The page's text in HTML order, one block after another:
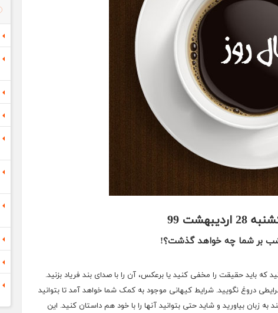
اردیبهشت 99
شب بر شما چه خواهد گذشت؟!
که باید حقیقت را مخفی کنید یا برعکس، آن را با صدای بند فریاد بزنید.
دروغ نگویید. شرایط کیهانی موجود به کمک شما خواهد آمد تا بتوانید
زبان بیاورید و شاید حتی بتوانید آنها را با خود هم داستان کنید. این